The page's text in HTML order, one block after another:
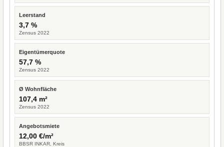
Leerstand
3,7 %
Zensus 2022
Eigentümerquote
57,7 %
Zensus 2022
Ø Wohnfläche
107,4 m²
Zensus 2022
Angebotsmiete
12,00 €/m²
BBSR INKAR, Kreis